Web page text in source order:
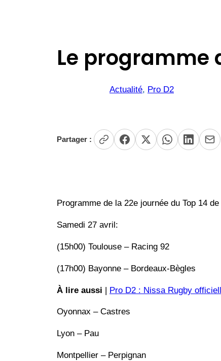
Le programme
Actualité, Pro D2
Partager :
Programme de la 22e journée du Top 14
Samedi 27 avril:
(15h00) Toulouse – Racing 92
(17h00) Bayonne – Bordeaux-Bègles
À lire aussi | Pro D2 : Nissa Rugby
Oyonnax – Castres
Lyon – Pau
Montpellier – Perpignan